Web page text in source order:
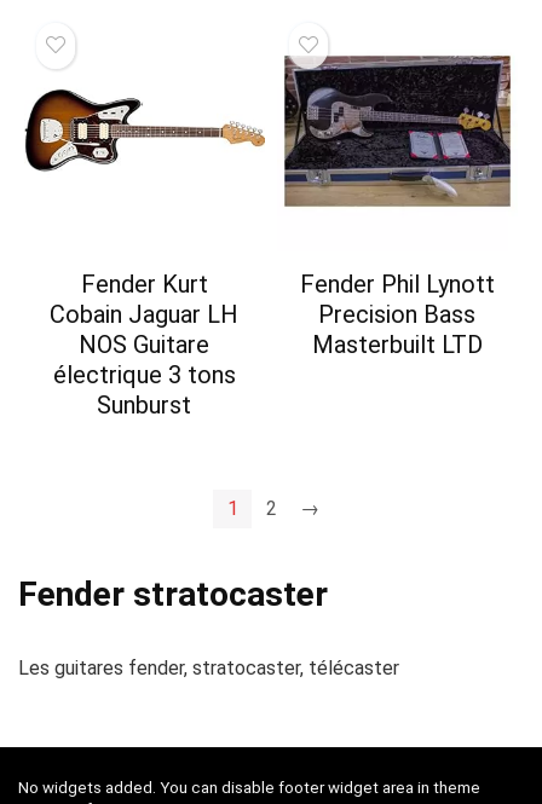
Fender Kurt
Cobain Jaguar LH
NOS Guitare
électrique 3 tons
Sunburst
Fender Phil Lynott
Precision Bass
Masterbuilt LTD
1 2 →
Fender stratocaster
Les guitares fender, stratocaster, télécaster
No widgets added. You can disable footer widget area in theme